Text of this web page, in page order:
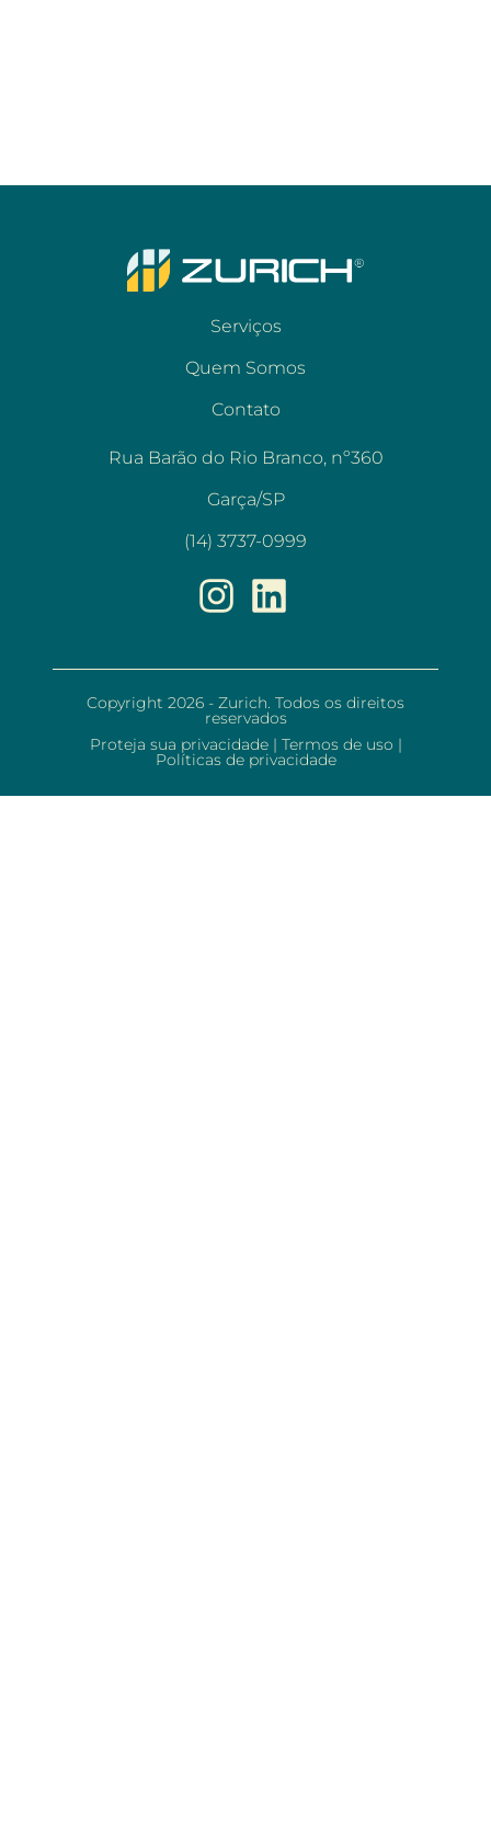
Serviços
Quem Somos
Contato
Rua Barão do Rio Branco, nº360
Garça/SP
(14) 3737-0999
Copyright 2026 - Zurich. Todos os direitos
reservados
Proteja sua privacidade | Termos de uso |
Políticas de privacidade